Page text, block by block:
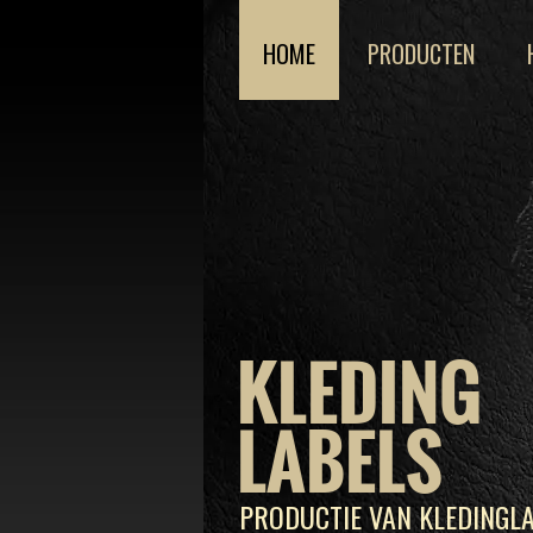
KLEDING
LABELS
PRODUCTIE VAN
HOME PRODUCTEN